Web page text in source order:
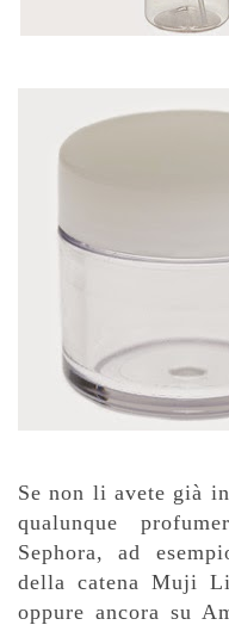
Se non li avete già
qualunque
Sephora, ad
della catena Muji
oppure ancora su